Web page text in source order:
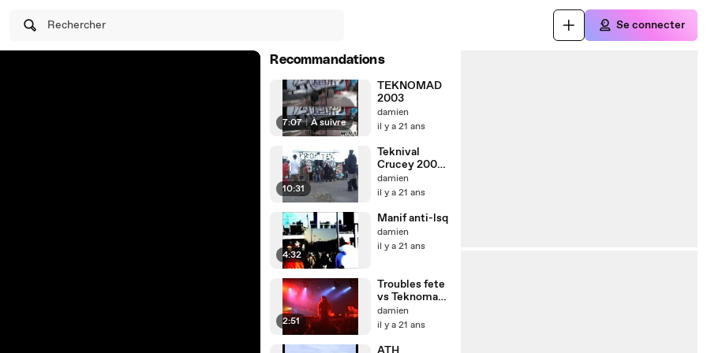
Rechercher Se connecter
Recommandations
7:07 | À suivre
TEKNOMAD
2003
damien
il y a 21 ans
10:31
Teknival
Crucey 2005
Prohitek
damien
il y a 21 ans
4:32
Manif anti-lsq
damien
il y a 21 ans
2:51
Troubles fete
vs Teknomad-
2003
damien
il y a 21 ans